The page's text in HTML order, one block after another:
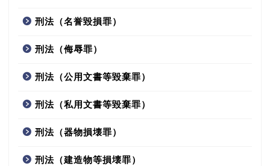
刑法（名誉毀損罪）
刑法（侮辱罪）
刑法（公用文書等毀棄罪）
刑法（私用文書等毀棄罪）
刑法（器物損壊罪）
刑法（建造物等損壊罪）